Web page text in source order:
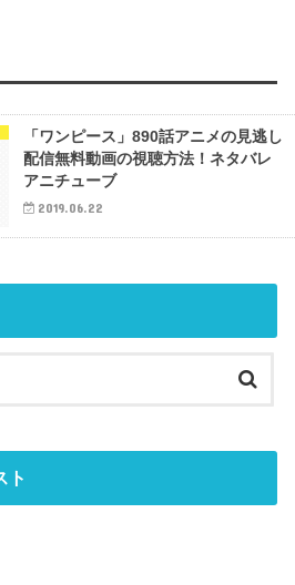
「ワンピース」890話アニメの見逃し
配信無料動画の視聴方法！ネタバレ
アニチューブ
2019.06.22
ト